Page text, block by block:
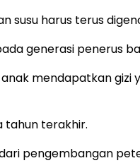
susu harus terus
generasi penerus
mendapatkan gizi
tahun terakhir.
pengembangan